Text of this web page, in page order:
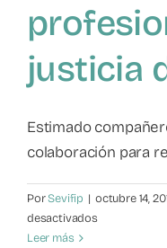
justicia
Estimado
colaboración para
PorSevifip | octubre 14,
desactivadosen
Leer más